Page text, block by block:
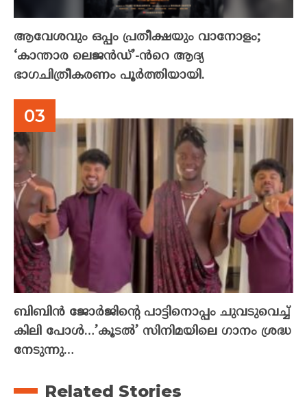
ആവേശവും ഒപ്പം പ്രതീക്ഷയും വാനോളം;
‘കാന്താര ലെജൻഡ്’-ൻറെ ആദ്യ
ഭാഗചിത്രീകരണം പൂർത്തിയായി.
ബിബിൻ ജോർജിന്റെ പാട്ടിനൊപ്പം ചുവടുവെച്ച്
കിലി പോൾ…’കൂടൽ’ സിനിമയിലെ ഗാനം ശ്രദ്ധ
നേടുന്നു…
Related Stories